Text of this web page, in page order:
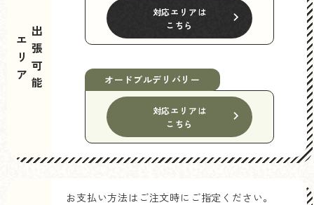
出張可能
エリア
対応エリアは
こちら
オードブルデリバリー
対応エリアは
こちら
お支払い方法はご注文時にご指定ください。